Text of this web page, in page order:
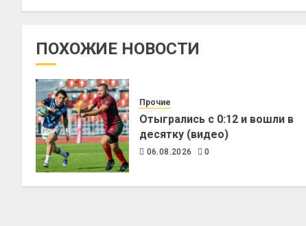
ПОХОЖИЕ НОВОСТИ
Прочие
Отыгрались с 0:12 и вошли в
десятку (видео)
06.08.2026 0